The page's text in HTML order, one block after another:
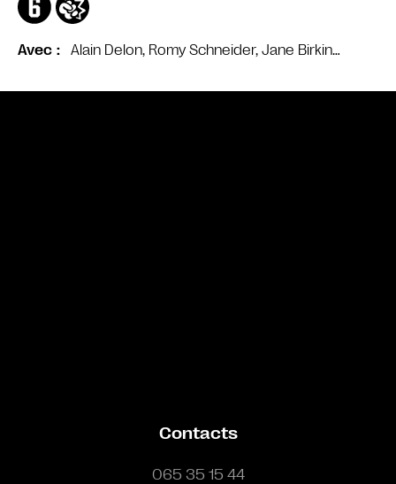
Avec Alain Delon, Romy Schneider, Jane Birkin…
Contacts
065 35 15 44